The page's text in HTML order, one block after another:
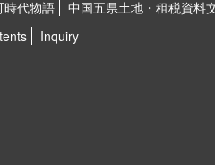
時代物語
中国五県土地・租税資料
Inquiry